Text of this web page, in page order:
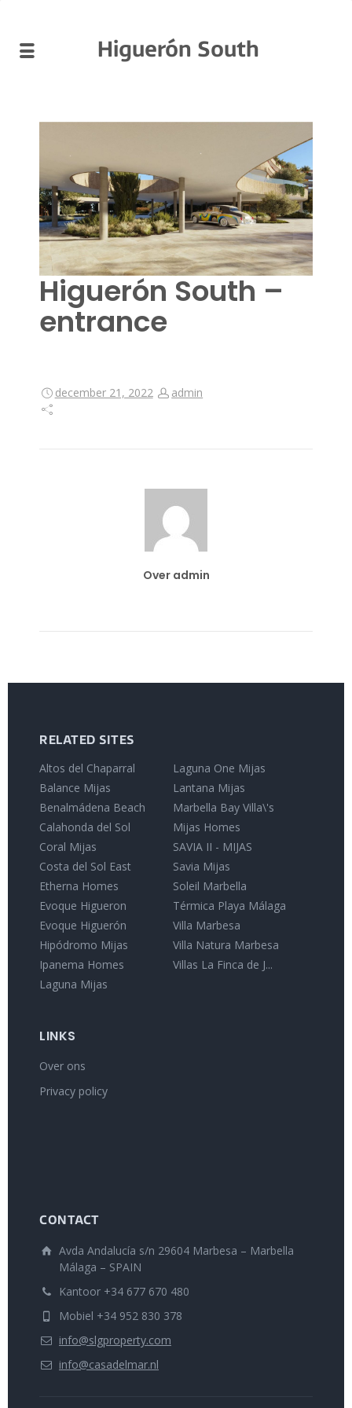
Higuerón South
Higuerón South –
entrance
december 21, 2022 admin
Over admin
RELATED SITES
Altos del Chaparral
Balance Mijas
Benalmádena Beach
Calahonda del Sol
Coral Mijas
Costa del Sol East
Etherna Homes
Evoque Higueron
Evoque Higuerón
Hipódromo Mijas
Ipanema Homes
Laguna Mijas
Laguna One Mijas
Lantana Mijas
Marbella Bay Villa\'s
Mijas Homes
SAVIA II - MIJAS
Savia Mijas
Soleil Marbella
Térmica Playa Málaga
Villa Marbesa
Villa Natura Marbesa
Villas La Finca de J...
LINKS
Over ons
Privacy policy
CONTACT
Avda Andalucía s/n 29604 Marbesa – Marbella
Málaga – SPAIN
Kantoor +34 677 670 480
Mobiel +34 952 830 378
info@slgproperty.com
info@casadelmar.nl